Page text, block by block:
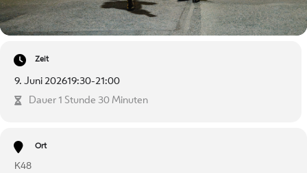
Zeit
9. Juni 202619:30-21:00
Dauer 1 Stunde 30 Minuten
Ort
K48